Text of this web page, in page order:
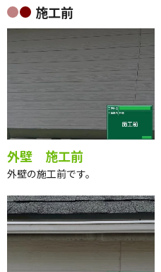
施工前
外壁 施工前
外壁の施工前です。